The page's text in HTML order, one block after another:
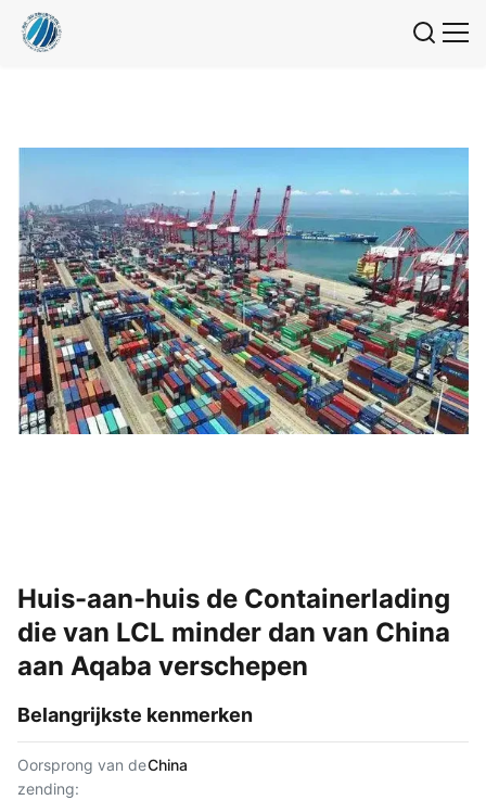
Huis-aan-huis de Containerlading
die van LCL minder dan van China
aan Aqaba verschepen
Belangrijkste kenmerken
Oorsprong van de
zending:
China